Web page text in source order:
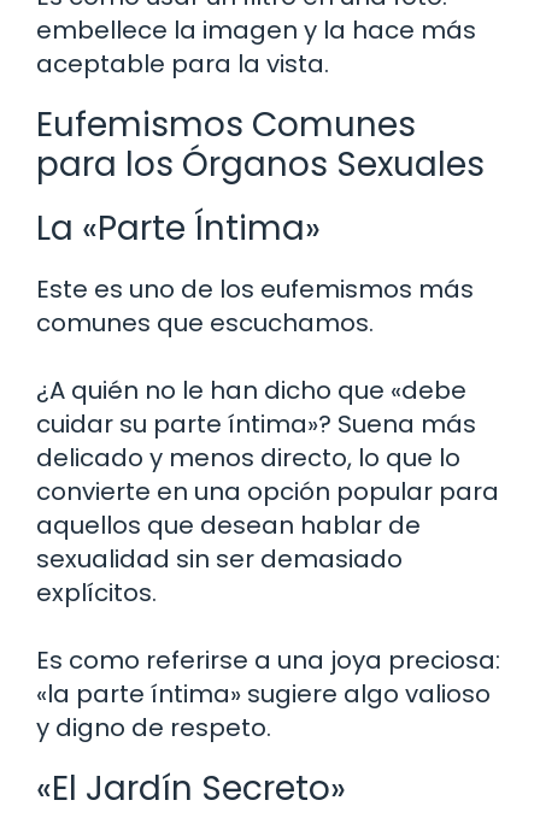
embellece la imagen y la hace más
aceptable para la vista.
Eufemismos Comunes
para los Órganos Sexuales
La «Parte Íntima»
Este es uno de los eufemismos más
comunes que escuchamos.
¿A quién no le han dicho que «debe
cuidar su parte íntima»? Suena más
delicado y menos directo, lo que lo
convierte en una opción popular para
aquellos que desean hablar de
sexualidad sin ser demasiado
explícitos.
Es como referirse a una joya preciosa:
«la parte íntima» sugiere algo valioso
y digno de respeto.
«El Jardín Secreto»